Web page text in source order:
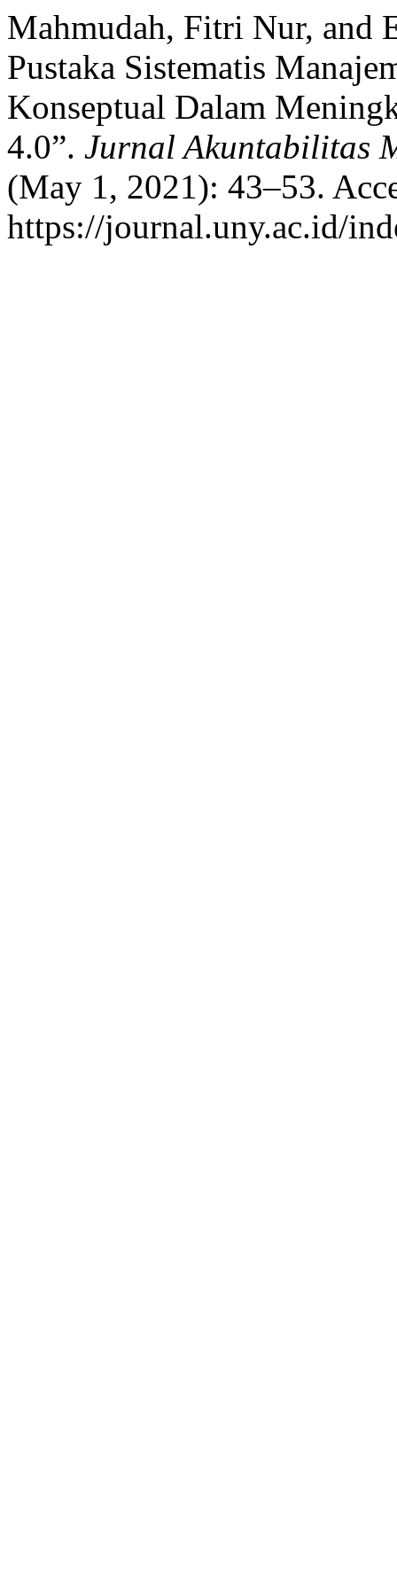
Mahmudah, Fitri Nur, and
Pustaka Sistematis
Konseptual Dalam
4.0”. Jurnal Akuntabilitas
(May 1, 2021): 43–53.
https://journal.uny.ac.id/